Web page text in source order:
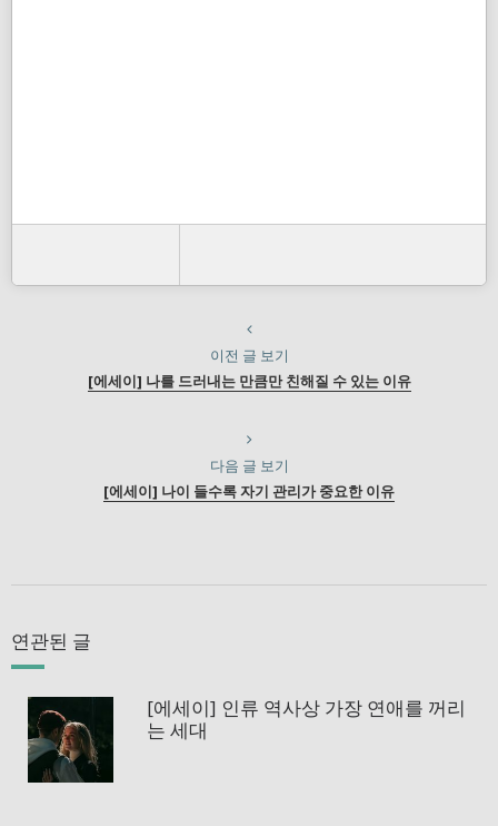
이전 글 보기
[에세이] 나를 드러내는 만큼만 친해질 수 있는 이유
다음 글 보기
[에세이] 나이 들수록 자기 관리가 중요한 이유
연관된 글
[에세이] 인류 역사상 가장 연애를 꺼리
는 세대